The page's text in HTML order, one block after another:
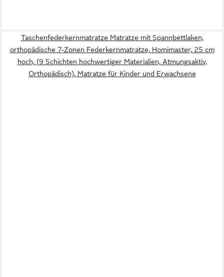
Taschenfederkernmatratze Matratze mit Spannbettlaken,
orthopädische 7-Zonen Federkernmatratze, Homimaster, 25 cm
hoch, (9 Schichten hochwertiger Materialien, Atmungsaktiv,
Orthopädisch), Matratze für Kinder und Erwachsene